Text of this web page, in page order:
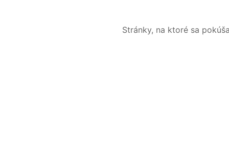
Stránky, na ktoré sa